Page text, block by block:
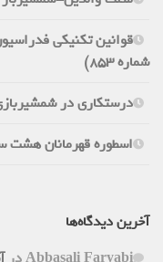
شماره 853)
درستکاری در شمشیربازی
اسطوره قهرمانان هشت
آخرین دیدگاه‌ها